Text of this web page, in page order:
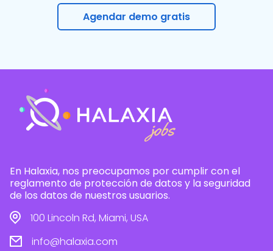
Agendar demo gratis
En Halaxia, nos preocupamos por cumplir con el
reglamento de protección de datos y la seguridad
de los datos de nuestros usuarios.
100 Lincoln Rd, Miami, USA
info@halaxia.com